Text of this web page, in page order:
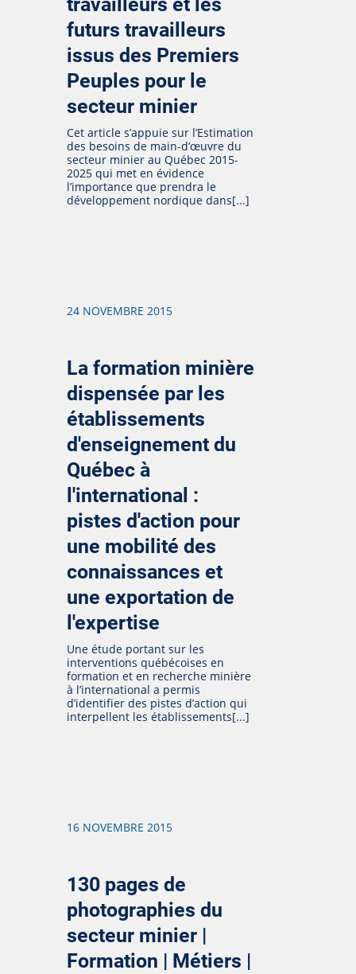
futurs travailleurs
issus des Premiers
Peuples pour le
secteur minier
Cet article s’appuie sur l’Estimation
des besoins de main-d’œuvre du
secteur minier au Québec 2015-
2025 qui met en évidence
l’importance que prendra le
développement nordique dans[...]
24 NOVEMBRE 2015
La formation minière
dispensée par les
établissements
d'enseignement du
Québec à
l'international :
pistes d'action pour
une mobilité des
connaissances et
une exportation de
l'expertise
Une étude portant sur les
interventions québécoises en
formation et en recherche minière
à l’international a permis
d’identifier des pistes d’action qui
interpellent les établissements[...]
16 NOVEMBRE 2015
130 pages de
photographies du
secteur minier |
Formation | Métiers |